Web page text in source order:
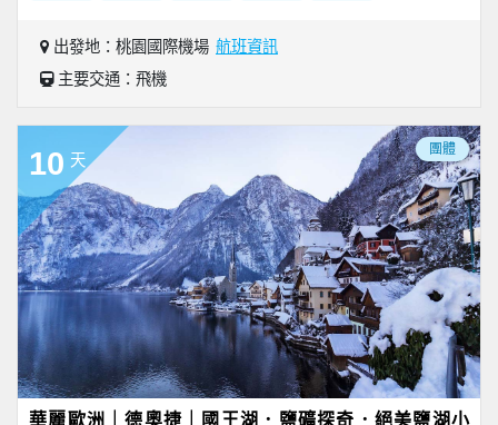
出發地：桃園國際機場 航班資訊
主要交通：飛機
10 天
團體
華麗歐洲｜德奧捷｜國王湖．鹽礦探奇．絕美鹽湖小